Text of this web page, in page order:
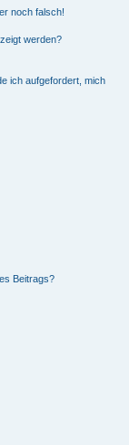
noch falsch!
werden?
ich aufgefordert, mich
Beitrags?